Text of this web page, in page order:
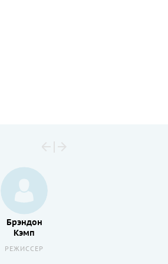
Брэндон
Кэмп
РЕЖИССЕР